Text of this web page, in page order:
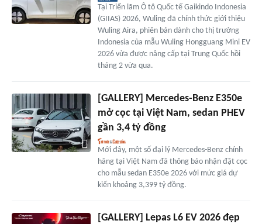
Tại Triển lãm Ô tô Quốc tế Gaikindo Indonesia
(GIIAS) 2026, Wuling đã chính thức giới thiệu
Wuling Aira, phiên bản dành cho thị trường
Indonesia của mẫu Wuling Hongguang Mini EV
2026 vừa được nâng cấp tại Trung Quốc hồi
tháng 2 vừa qua.
[GALLERY] Mercedes-Benz E350e
mở cọc tại Việt Nam, sedan PHEV
gần 3,4 tỷ đồng
Mới đây, một số đại lý Mercedes-Benz chính
hãng tại Việt Nam đã thông báo nhận đặt cọc
cho mẫu sedan E350e 2026 với mức giá dự
kiến khoảng 3,399 tỷ đồng.
[GALLERY] Lepas L6 EV 2026 đẹp